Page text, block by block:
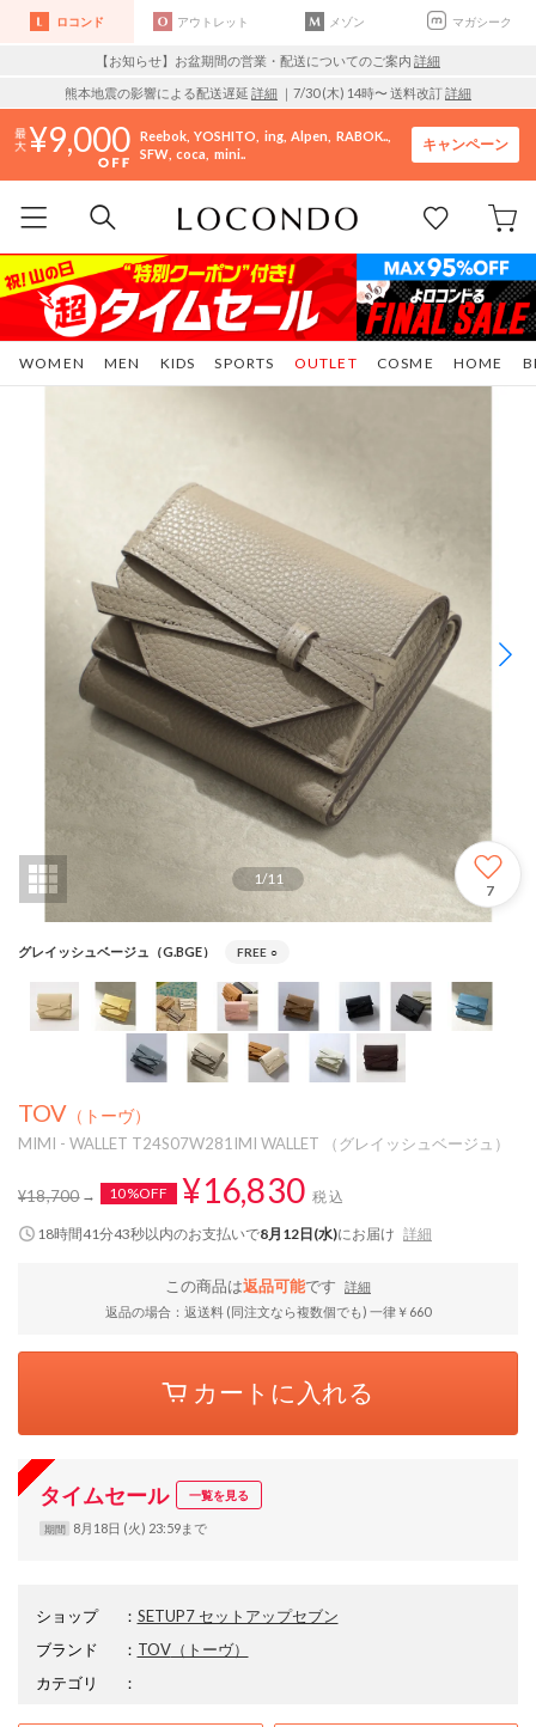
ロコンド アウトレット メゾン マガシーク
【お知らせ】お盆期間の営業・配送についてのご案内 詳細
熊本地震の影響による配送遅延 詳細 ｜7/30 (木) 14時〜 送料改訂詳細
9,000 Reebok YOSHITO ing Alpen
RABOK..
SFW coca mini..
キャンペーン
WOMEN MEN KIDS SPORTS COSME HOME
OUTLET
1/11
7
グレイッシュベージュ（G.BGE） FREE ○
TOV （トーヴ）
MIMI - WALLET T24S07W281IMI WALLET （グレイッシュベージュ）
¥18,700 10%OFF ¥16,830 税込
18時間41分42秒以内のお支払いで8月12日(水)にお届け 詳細
この商品は返品可能です
詳細
返品の場合：返送料 (同注文なら複数個でも) 一律￥660
カートに入れる
タイムセール 一覧を見る
期間 8月18日 (火) 23:59まで
ショップ ： SETUP7 セットアップセブン
ブランド
： TOV（トーヴ）
カテゴリ
：